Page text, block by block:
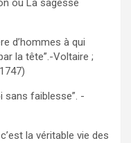
ou La sagesse
d’hommes à qui
la tête”.-Voltaire ;
sans faiblesse”. -
la véritable vie des